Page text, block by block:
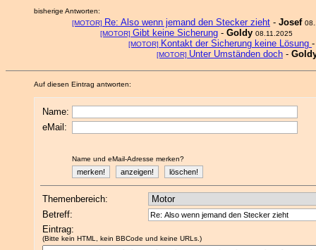
bisherige Antworten:
[MOTOR] Re: Also wenn jemand den Stecker zieht - Josef
[MOTOR] Gibt keine Sicherung - Goldy 08.11.2025
[MOTOR] Kontakt der Sicherung keine Lösung
[MOTOR] Unter Umständen doch -
Auf diesen Eintrag antworten:
Name:
eMail:
Name und eMail-Adresse merken?
Themenbereich:
Betreff:
Eintrag:
(Bitte kein HTML, kein BBCode und keine URLs.)